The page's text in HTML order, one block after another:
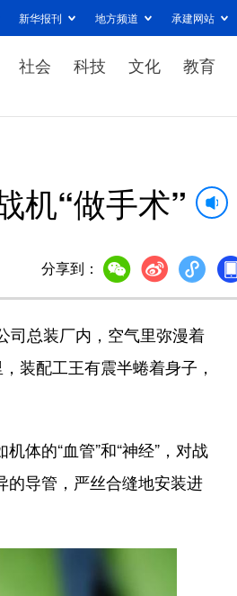
新华报刊 地方频道 承建网站
社会 科技 文化 教育
机“做手术”
分享到：
总装厂内，空气里弥漫着
装配工王有震半蜷着身子，
体的“血管”和“神经”，对战
的导管，严丝合缝地安装进